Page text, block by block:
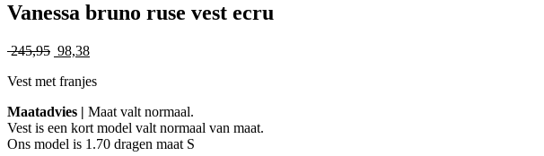
Vanessa bruno ruse vest ecru
245,95 Oorspronkelijke
was:
98,38
is:
Vest met franjes
Maatadvies | Maat valt normaal.
Vest is een kort model valt normaal van maat.
Ons model is 1.70 dragen maat S